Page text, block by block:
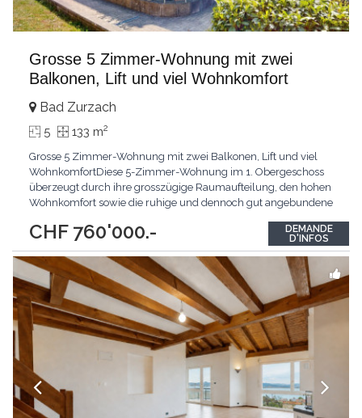
Grosse 5 Zimmer-Wohnung mit zwei
Balkonen, Lift und viel Wohnkomfort
CHF 760'000.-
Bad Zurzach
5 133 m2
Grosse 5 Zimmer-Wohnung mit zwei Balkonen, Lift und viel
WohnkomfortDiese 5-Zimmer-Wohnung im 1. Obergeschoss
überzeugt durch ihre grosszügige Raumaufteilung, den hohen
Wohnkomfort sowie die ruhige und dennoch gut angebundene
vor die Wohnungstür bringt. Ebenso gelangen Sie mit dem Lift
mühelos in die Kellerräume sowie in die Tiefgarage....
DEMANDE
D'INFOS